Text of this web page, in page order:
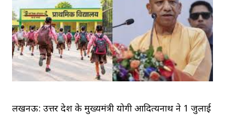
लखनऊ: उत्तर प्रदेश के मुख्यमंत्री योगी आदित्यनाथ ने 1 जुलाई